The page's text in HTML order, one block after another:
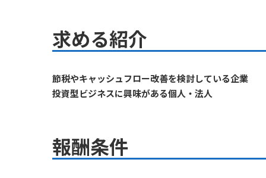
求める紹介
節税やキャッシュフロー改善を検討している企業
投資型ビジネスに興味がある個人・法人
報酬条件